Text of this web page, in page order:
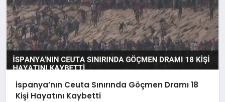
İspanya’nın Ceuta Sınırında Göçmen Dramı 18
Kişi Hayatını Kaybetti